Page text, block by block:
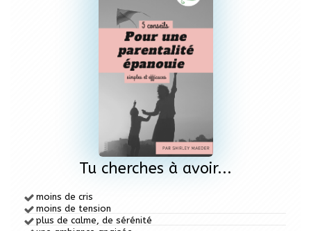
Tu cherches à avoir...
moins de cris
moins de tension
plus de calme, de sérénité